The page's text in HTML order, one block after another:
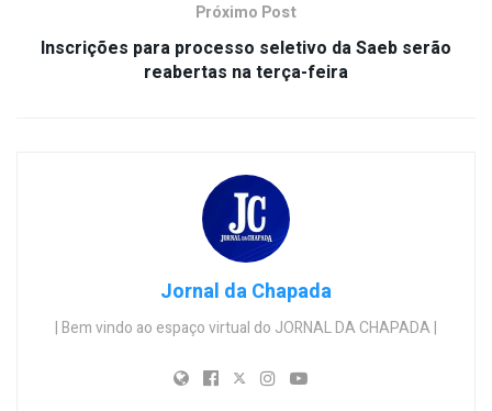
Próximo Post
Inscrições para processo seletivo da Saeb serão
reabertas na terça-feira
Jornal da Chapada
| Bem vindo ao espaço virtual do JORNAL DA CHAPADA |